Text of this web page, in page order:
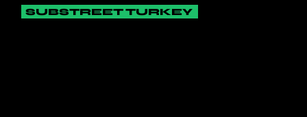
SUBSTREET TURKEY